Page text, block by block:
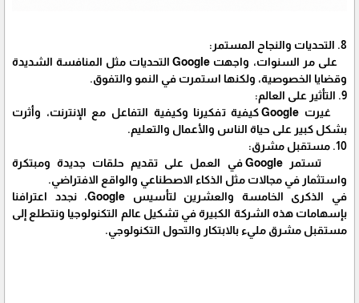
8. التحديات والنجاح المستمر:
على مر السنوات، واجهت Google التحديات مثل المنافسة الشديدة
وقضايا الخصوصية، ولكنها استمرت في النمو والتفوق.
9. التأثير على العالم:
غيرت Google كيفية تفكيرنا وكيفية التفاعل مع الإنترنت، وأثرت
بشكل كبير على حياة الناس والأعمال والتعليم.
10. مستقبل مشرق:
تستمر Google في العمل على تقديم حلقات جديدة ومبتكرة
واستثمار في مجالات مثل الذكاء الاصطناعي والواقع الافتراضي.
في الذكرى الخامسة والعشرين لتأسيس Google، نجدد اعترافنا
بإسهامات هذه الشركة الكبيرة في تشكيل عالم التكنولوجيا ونتطلع إلى
مستقبل مشرق مليء بالابتكار والتحول التكنولوجي.